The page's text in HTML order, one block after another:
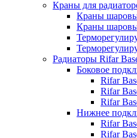
Краны для
Краны
Краны
Радиаторы Rifar
Боковое
Rifar
Rifar
Rifar
Нижнее
Rifar
Rifar